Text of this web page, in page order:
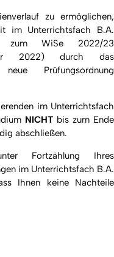
zu ermöglichen,
im Unterrichtsfach B.A.
zum WiSe 2022/23
2022) durch das
Prüfungsordnung
im Unterrichtsfach
NICHT bis zum Ende
abschließen.
Fortzählung Ihres
im Unterrichtsfach B.A.
Ihnen keine Nachteile